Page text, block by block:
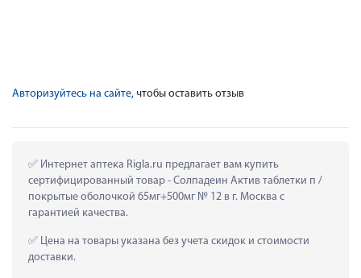
Авторизуйтесь на сайте, чтобы оставить отзыв
Интернет аптека Rigla.ru предлагает вам купить
сертифицированный товар - Солпадеин Актив таблетки п /
покрытые оболочкой 65мг+500мг № 12 в г. Москва с
гарантией качества.
Цена на товары указана без учета скидок и стоимости
доставки.